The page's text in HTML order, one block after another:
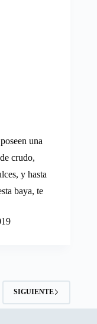
una
crudo,
y hasta
baya, te
SIGUIENTE